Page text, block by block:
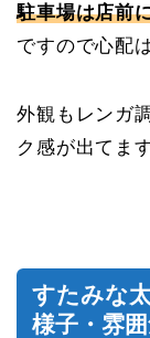
駐車場は店前
ですので心配
外観もレンガ
ク感が出てま
すたみな
様子・雰